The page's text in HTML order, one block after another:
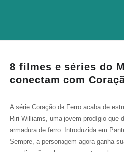
8 filmes e séries do
conectam com
A série Coração de Ferro acaba de
Riri Williams, uma jovem prodígio que
armadura de ferro. Introduzida em
Sempre, a personagem agora ganha